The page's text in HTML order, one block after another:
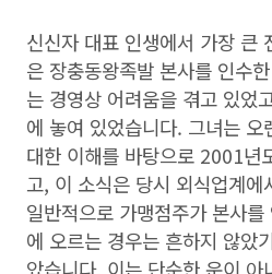
신신자 대표 인생에서 가장 큰
은 장충동왕족발 본사를 인수
는 경영상 어려움을 겪고 있었
에 놓여 있었습니다. 그녀는
대한 이해를 바탕으로 2001년
고, 이 소식은 당시 외식업계
일반적으로 가맹점주가 본사
에 오르는 경우는 흔하지 않았